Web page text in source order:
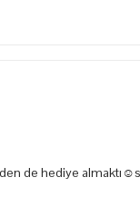
de hediye